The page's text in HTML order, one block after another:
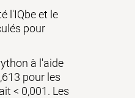
l'IQbe et le
pour
à l'aide
pour les
< 0,001. Les